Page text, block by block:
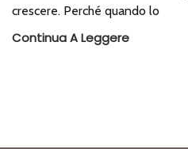
crescere. Perché quando lo
Continua A Leggere